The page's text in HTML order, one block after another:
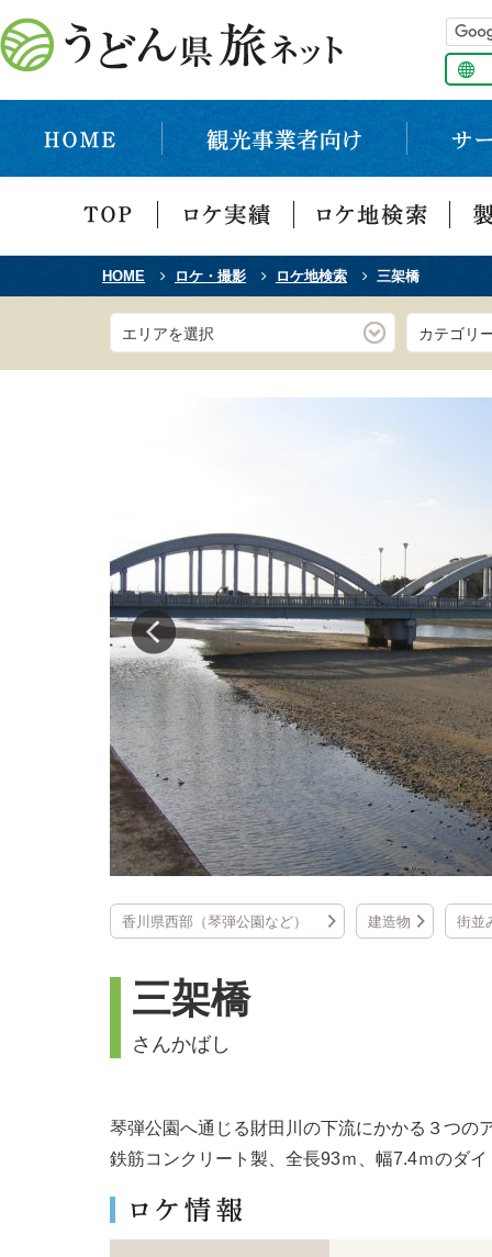
HOME ロケ・撮影 ロケ地検索 三架橋
エリアを選択 カテゴリ
香川県西部（琴弾公園など） 建造物 街並
三架橋
さんかばし
琴弾公園へ通じる財田川の下流にかかる３つの
鉄筋コンクリート製、全長93ｍ、幅7.4ｍのダ